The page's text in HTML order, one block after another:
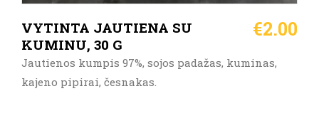
VYTINTA JAUTIENA SU
KUMINU, 30 G
€2.00
Jautienos kumpis 97%, sojos padažas, kuminas,
kajeno pipirai, česnakas.